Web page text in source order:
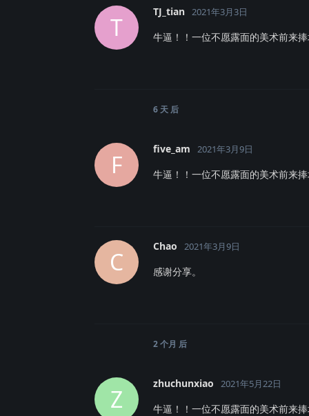
T
TJ_tian 2021年3月3日
牛逼！！一位不愿露面的美术前来
6 天 后
F
five_am 2021年3月9日
牛逼！！一位不愿露面的美术前来
C
Chao 2021年3月9日
感谢分享。
2 个月 后
Z
zhuchunxiao 2021年5月22日
牛逼！！一位不愿露面的美术前来